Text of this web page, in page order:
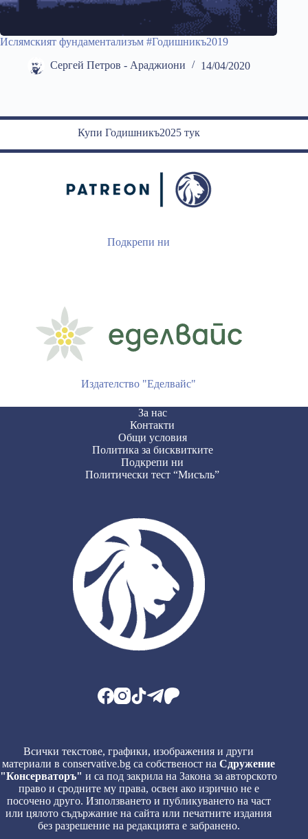
Ислямският фундаментализъм #Годишникъ2019
Сергей Петров - Араджиони 14/04/2020
Купи Годишникъ2025 тук
Подкрепи ни
Издателство "Еделвайс"
За нас
Контакти
Общи условия
Политика за бисквитките
Подкрепи ни
Политически тест “Мисъль”
Всички текстове, графики, изображения и други
материали в conservative.bg са собственост наСдружение
"Консерваторъ" и са под закрила на Закона за авторското
право и сродните му права, освен ако изрично не е
посочено друго. Използването и публикуването на част
или цялото съдържание на сайта или печатните издания
без разрешение на редакцията е забранено.